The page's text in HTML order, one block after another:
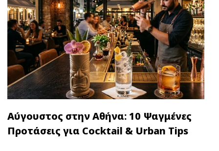
Αύγουστος στην Αθήνα: 10 Ψαγμένες
Προτάσεις για Cocktail & Urban Tips